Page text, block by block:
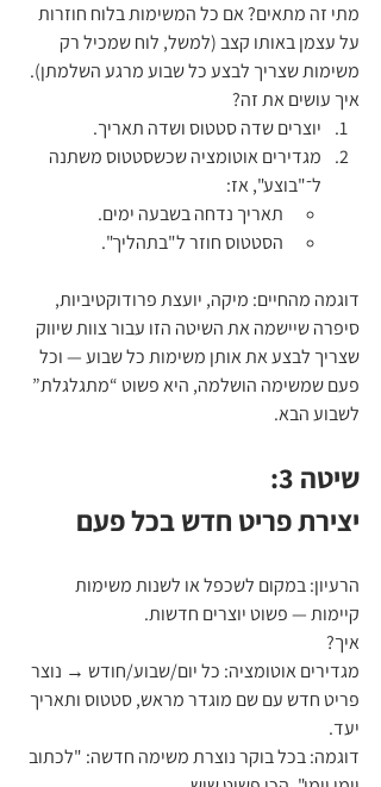
מתי זה מתאים? אם כל המשימות בלוח חוזרות
על עצמן באותו קצב (למשל, לוח שמכיל רק
משימות שצריך לבצע כל שבוע מרגע השלמתן).
איך עושים את זה?
יוצרים שדה סטטוס ושדה תאריך.
מגדירים אוטומציה שכשסטטוס משתנה
ל־"בוצע", אז:
תאריך נדחה בשבעה ימים.
הסטטוס חוזר ל"בתהליך".
דוגמה מהחיים: מיקה, יועצת פרודוקטיביות,
סיפרה שיישמה את השיטה הזו עבור צוות שיווק
שצריך לבצע את אותן משימות כל שבוע — וכל
פעם שמשימה הושלמה, היא פשוט “מתגלגלת”
לשבוע הבא.
שיטה 3:
יצירת פריט חדש בכל פעם
הרעיון: במקום לשכפל או לשנות משימות
קיימות — פשוט יוצרים חדשות.
איך?
מגדירים אוטומציה: כל יום/שבוע/חודש → נוצר
פריט חדש עם שם מוגדר מראש, סטטוס ותאריך
יעד.
דוגמה: בכל בוקר נוצרת משימה חדשה: "לכתוב